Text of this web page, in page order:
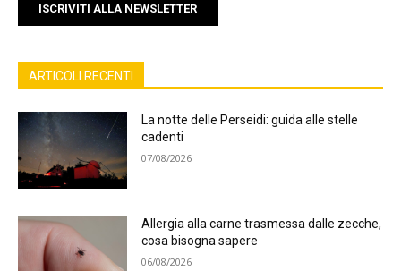
ISCRIVITI ALLA NEWSLETTER
ARTICOLI RECENTI
La notte delle Perseidi: guida alle stelle
cadenti
07/08/2026
Allergia alla carne trasmessa dalle zecche,
cosa bisogna sapere
06/08/2026